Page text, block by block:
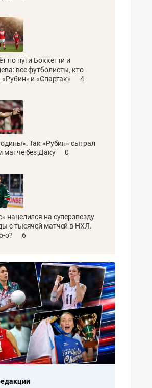
по пути Боккетти и
все футболисты, кто
«Рубин» и «Спартак»
4
Так «Рубин» сыграл
матче без Даку
0
нацелился на суперзвезду
с тысячей матчей в НХЛ.
о?
6